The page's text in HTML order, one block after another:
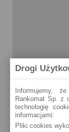
Oświęcim
Drogi
Informujemy,
Rankomat Sp. z
technologię
informacjami:
Pliki cookies